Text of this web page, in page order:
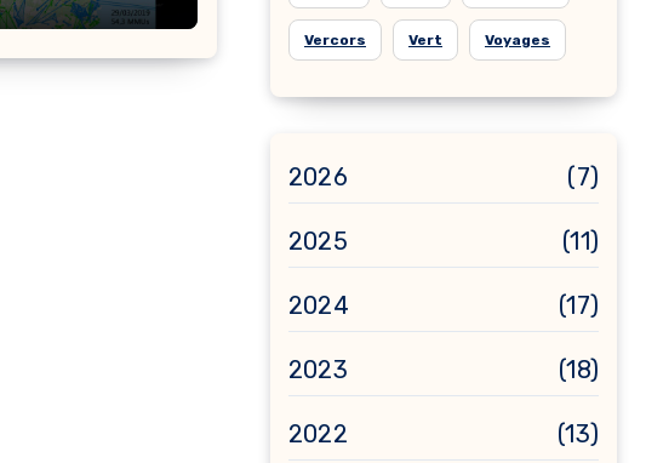
Vercors Vert Voyages
2026 (7)
2025 (11)
2024 (17)
2023 (18)
2022 (13)